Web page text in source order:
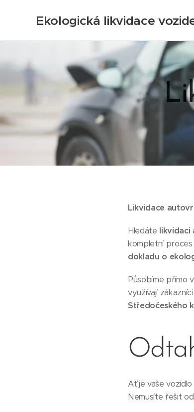
Ekologická likvidace
Likvidace
Hledáte likvidaci
kompletní
dokladu o
Působíme přímo v
využívají
Středočeského
Ať je vaše
Nemusíte řešit